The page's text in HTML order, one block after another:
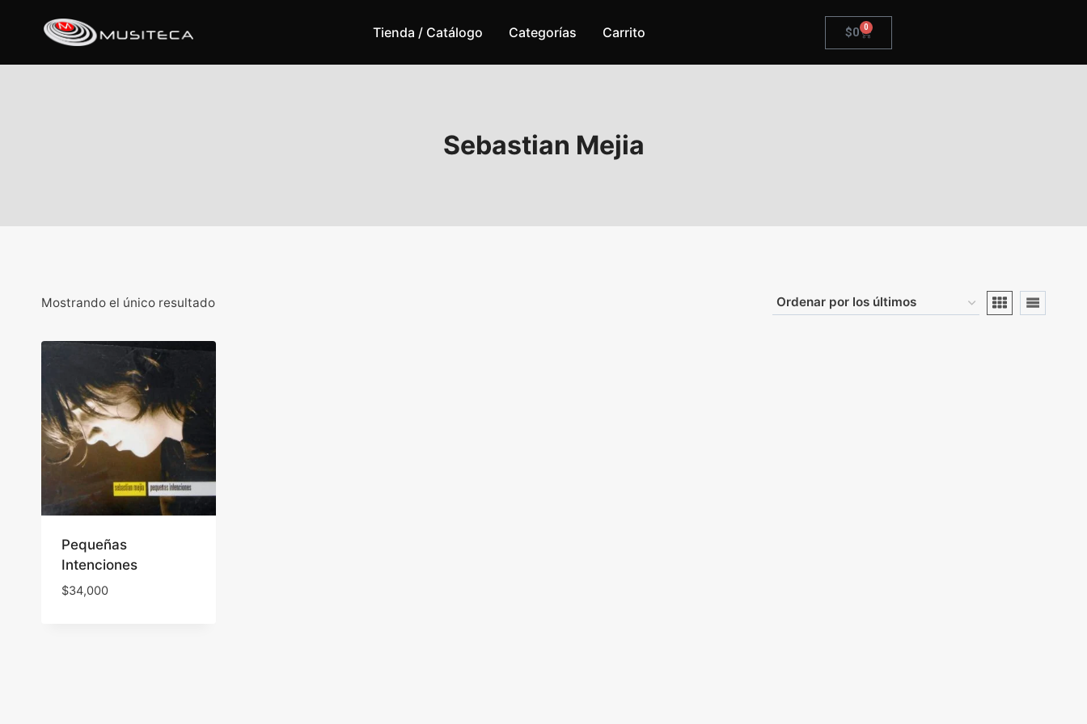
Tienda / Catálogo Categorías Carrito $0 0
Sebastian Mejia
Mostrando el único resultado
Pequeñas
Intenciones
$34,000